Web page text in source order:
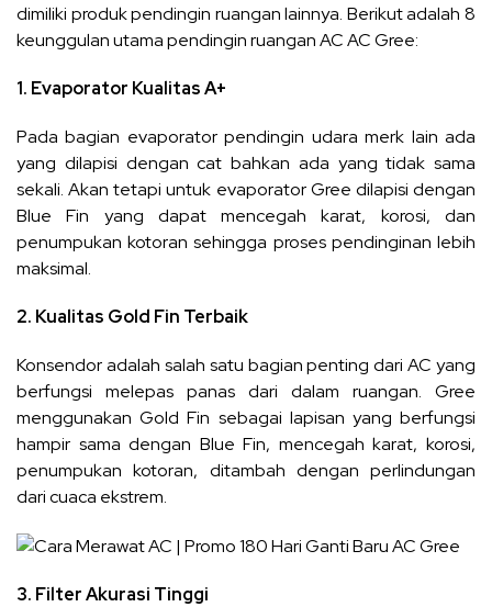
dimiliki produk pendingin ruangan lainnya. Berikut adalah 8
keunggulan utama pendingin ruangan AC AC Gree:
1. Evaporator Kualitas A+
Pada bagian evaporator pendingin udara merk lain ada
yang dilapisi dengan cat bahkan ada yang tidak sama
sekali. Akan tetapi untuk evaporator Gree dilapisi dengan
Blue Fin yang dapat mencegah karat, korosi, dan
penumpukan kotoran sehingga proses pendinginan lebih
maksimal.
2. Kualitas Gold Fin Terbaik
Konsendor adalah salah satu bagian penting dari AC yang
berfungsi melepas panas dari dalam ruangan. Gree
menggunakan Gold Fin sebagai lapisan yang berfungsi
hampir sama dengan Blue Fin, mencegah karat, korosi,
penumpukan kotoran, ditambah dengan perlindungan
dari cuaca ekstrem.
3. Filter Akurasi Tinggi